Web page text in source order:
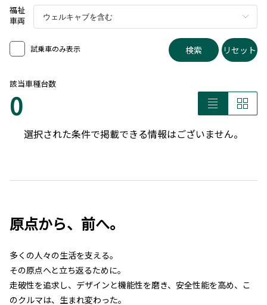
福祉
車両
試乗車のみ表示 検索 リセット
該当車種台数
0
選択された条件で掲載できる情報はございません。
原点から、前へ。
多くの人々の生活を支える。
その原点へと立ち返るために。
走破性を追求し、デザインと機能性を磨き、安全性能を高め、こ
のクルマは、生まれ変わった。